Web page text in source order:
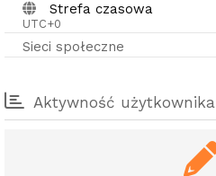
Strefa czasowa
UTC+0
Sieci społeczne
Aktywność użytkownika